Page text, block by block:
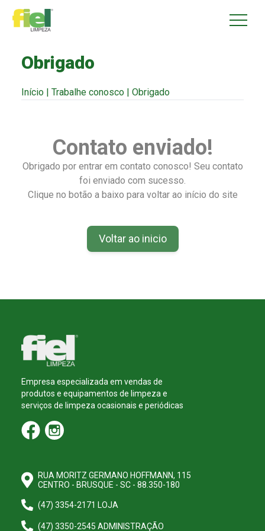
Obrigado
Início | Trabalhe conosco | Obrigado
Contato enviado!
Obrigado por entrar em contato conosco! Seu contato
foi enviado com sucesso.
Clique no botão a baixo para voltar ao início do site
Voltar ao inicio
Empresa especializada em vendas de
produtos e equipamentos de limpeza e
serviços de limpeza ocasionais e periódicas
RUA MORITZ GERMANO HOFFMANN, 115
CENTRO - BRUSQUE - SC - 88.350-180
(47) 3354-2171 LOJA
(47) 3350-2545 ADMINISTRAÇÃO